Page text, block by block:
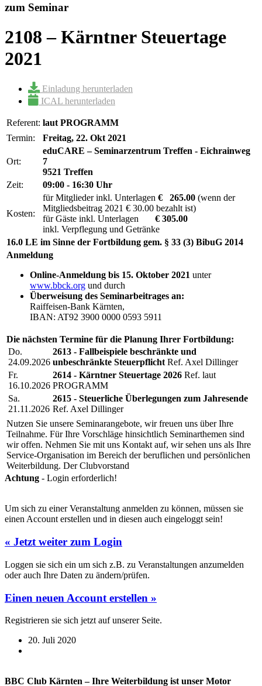
zum Seminar
2108 – Kärntner Steuertage
2021
Einladung herunterladen
ICAL herunterladen
Referent: laut PROGRAMM
Termin:
Freitag, 22. Okt 2021
Ort:
eduCARE – Seminarzentrum Treffen - Eichrainweg
7
9521 Treffen
Zeit:
09:00 - 16:30 Uhr
Kosten:
für Mitglieder inkl. Unterlagen € 265.00 (wenn der
Mitgliedsbeitrag 2021 € 30.00 bezahlt ist)
für Gäste inkl. Unterlagen € 305.00
inkl. Verpflegung und Getränke
16.0 LE im Sinne der Fortbildung gem. § 33 (3) BibuG 2014
Anmeldung
Online-Anmeldung bis 15. Oktober 2021 unter
www.bbck.org und durch
Überweisung des Seminarbeitrages an:
Raiffeisen-Bank Kärnten,
IBAN: AT92 3900 0000 0593 5911
Die nächsten Termine für die Planung Ihrer Fortbildung:
Do.
24.09.2026
2613 - Fallbeispiele beschränkte und
unbeschränkte SteuerpflichtRef. Axel Dillinger
Fr.
16.10.2026
2614 - Kärntner Steuertage 2026 Ref. laut
PROGRAMM
Sa.
21.11.2026
2615 - Steuerliche Überlegungen zum Jahresende
Ref. Axel Dillinger
Nutzen Sie unsere Seminarangebote, wir freuen uns über Ihre
Teilnahme. Für Ihre Vorschläge hinsichtlich Seminarthemen sind
wir offen. Nehmen Sie mit uns Kontakt auf, wir sehen uns als Ihre
Service-Organisation im Bereich der beruflichen und persönlichen
Weiterbildung. Der Clubvorstand
Achtung - Login erforderlich!
Um sich zu einer Veranstaltung anmelden zu können, müssen sie
einen Account erstellen und in diesen auch eingeloggt sein!
« Jetzt weiter zum Login
Loggen sie sich ein um sich z.B. zu Veranstaltungen anzumelden
oder auch Ihre Daten zu ändern/prüfen.
Einen neuen Account erstellen »
Registrieren sie sich jetzt auf unserer Seite.
20. Juli 2020
BBC Club Kärnten – Ihre Weiterbildung ist unser Motor